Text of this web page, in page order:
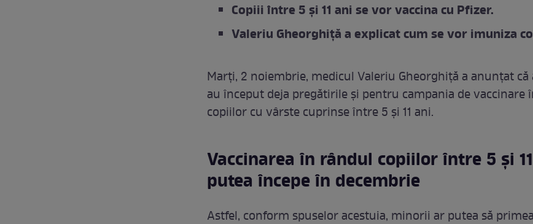
Copiii între 5 și 11 ani se vor vaccina cu Pfizer.
Valeriu Gheorghiță a explicat cum se vor imuniza
Marți, 2 noiembrie, medicul Valeriu Gheorghiță a anunțat
au început deja pregătirile și pentru campania de vaccinare
copiilor cu vârste cuprinse între 5 și 11 ani.
Vaccinarea în rândul copiilor între 5 și
putea începe în decembrie
Astfel, conform spuselor acestuia, minorii ar putea să